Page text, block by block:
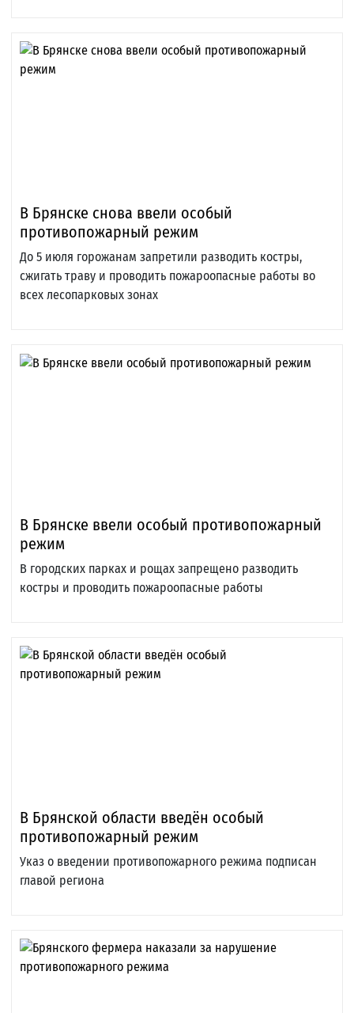
В Брянске снова ввели особый
противопожарный режим
До 5 июля горожанам запретили разводить костры,
сжигать траву и проводить пожароопасные работы во
всех лесопарковых зонах
В Брянске ввели особый противопожарный
режим
В городских парках и рощах запрещено разводить
костры и проводить пожароопасные работы
В Брянской области введён особый
противопожарный режим
Указ о введении противопожарного режима подписан
главой региона